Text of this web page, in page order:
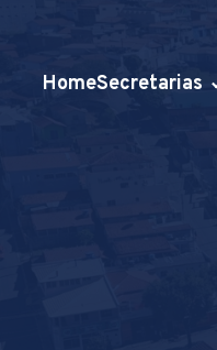
HomeSecretarias